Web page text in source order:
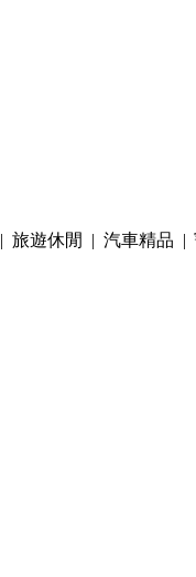
|旅遊休閒 | 汽車精品 |